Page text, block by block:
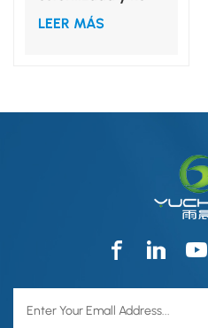
esterilizada, tallas
LEER MÁS